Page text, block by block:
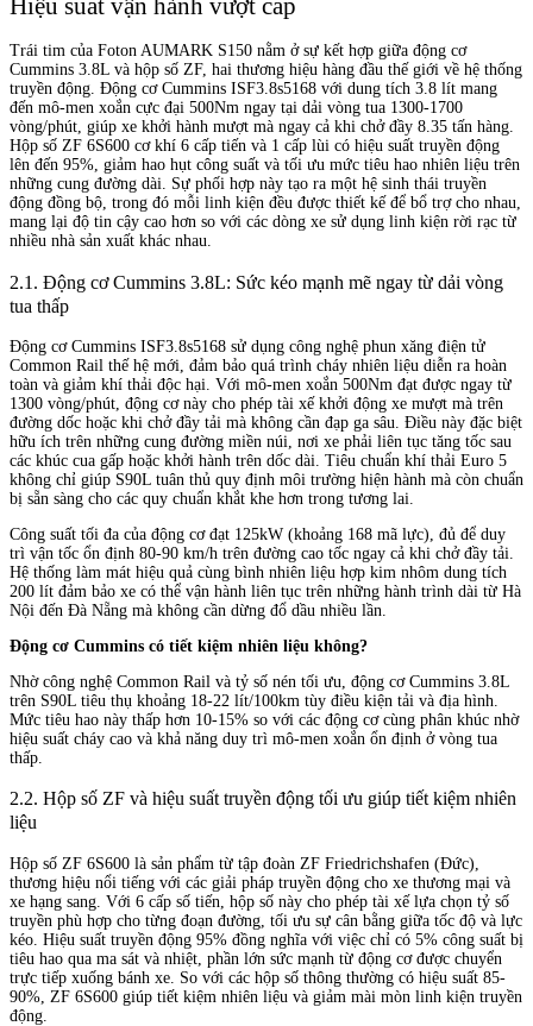
Hiệu suất vận hành vượt cấp
Trái tim của Foton AUMARK S150 nằm ở sự kết hợp giữa động cơ
Cummins 3.8L và hộp số ZF, hai thương hiệu hàng đầu thế giới về hệ thống
truyền động. Động cơ Cummins ISF3.8s5168 với dung tích 3.8 lít mang
đến mô-men xoắn cực đại 500Nm ngay tại dải vòng tua 1300-1700
vòng/phút, giúp xe khởi hành mượt mà ngay cả khi chở đầy 8.35 tấn hàng.
Hộp số ZF 6S600 cơ khí 6 cấp tiến và 1 cấp lùi có hiệu suất truyền động
lên đến 95%, giảm hao hụt công suất và tối ưu mức tiêu hao nhiên liệu trên
những cung đường dài. Sự phối hợp này tạo ra một hệ sinh thái truyền
động đồng bộ, trong đó mỗi linh kiện đều được thiết kế để bổ trợ cho nhau,
mang lại độ tin cậy cao hơn so với các dòng xe sử dụng linh kiện rời rạc từ
nhiều nhà sản xuất khác nhau.
2.1. Động cơ Cummins 3.8L: Sức kéo mạnh mẽ ngay từ dải vòng
tua thấp
Động cơ Cummins ISF3.8s5168 sử dụng công nghệ phun xăng điện tử
Common Rail thế hệ mới, đảm bảo quá trình cháy nhiên liệu diễn ra hoàn
toàn và giảm khí thải độc hại. Với mô-men xoắn 500Nm đạt được ngay từ
1300 vòng/phút, động cơ này cho phép tài xế khởi động xe mượt mà trên
đường dốc hoặc khi chở đầy tải mà không cần đạp ga sâu. Điều này đặc biệt
hữu ích trên những cung đường miền núi, nơi xe phải liên tục tăng tốc sau
các khúc cua gấp hoặc khởi hành trên dốc dài. Tiêu chuẩn khí thải Euro 5
không chỉ giúp S90L tuân thủ quy định môi trường hiện hành mà còn chuẩn
bị sẵn sàng cho các quy chuẩn khắt khe hơn trong tương lai.
Công suất tối đa của động cơ đạt 125kW (khoảng 168 mã lực), đủ để duy
trì vận tốc ổn định 80-90 km/h trên đường cao tốc ngay cả khi chở đầy tải.
Hệ thống làm mát hiệu quả cùng bình nhiên liệu hợp kim nhôm dung tích
200 lít đảm bảo xe có thể vận hành liên tục trên những hành trình dài từ Hà
Nội đến Đà Nẵng mà không cần dừng đổ dầu nhiều lần.
Động cơ Cummins có tiết kiệm nhiên liệu không?
Nhờ công nghệ Common Rail và tỷ số nén tối ưu, động cơ Cummins 3.8L
trên S90L tiêu thụ khoảng 18-22 lít/100km tùy điều kiện tải và địa hình.
Mức tiêu hao này thấp hơn 10-15% so với các động cơ cùng phân khúc nhờ
hiệu suất cháy cao và khả năng duy trì mô-men xoắn ổn định ở vòng tua
thấp.
2.2. Hộp số ZF và hiệu suất truyền động tối ưu giúp tiết kiệm nhiên
liệu
Hộp số ZF 6S600 là sản phẩm từ tập đoàn ZF Friedrichshafen (Đức),
thương hiệu nổi tiếng với các giải pháp truyền động cho xe thương mại và
xe hạng sang. Với 6 cấp số tiến, hộp số này cho phép tài xế lựa chọn tỷ số
truyền phù hợp cho từng đoạn đường, tối ưu sự cân bằng giữa tốc độ và lực
kéo. Hiệu suất truyền động 95% đồng nghĩa với việc chỉ có 5% công suất bị
tiêu hao qua ma sát và nhiệt, phần lớn sức mạnh từ động cơ được chuyển
trực tiếp xuống bánh xe. So với các hộp số thông thường có hiệu suất 85-
90%, ZF 6S600 giúp tiết kiệm nhiên liệu và giảm mài mòn linh kiện truyền
động.